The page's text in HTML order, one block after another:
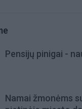
Pensijų pinigai -
Namai žmonėms